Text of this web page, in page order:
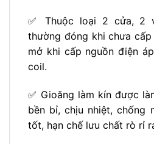
✅ Thuộc loại 2 cửa, 2
thường đóng khi chưa
mở khi cấp nguồn điện
coil.
✅ Gioăng làm kín được
bền bỉ, chịu nhiệt, chống
tốt, hạn chế lưu chất rò rỉ